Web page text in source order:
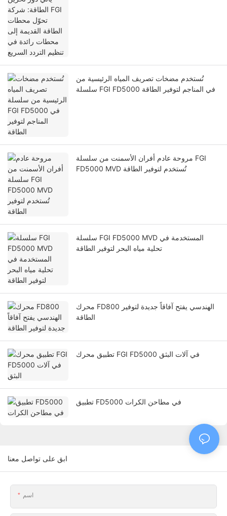
تُستخدم مضخات تصريف المياه الرئيسية من
سلسلة FGI FD5000 في المناجم لتوفير الطاقة
مروحة عادم أفران الأسمنت من سلسلة FGI
FD5000 MVD تُستخدم لتوفير الطاقة
سلسلة FGI FD5000 MVD المستخدمة في
تحلية مياه البحر لتوفير الطاقة
محرك FD800 الهندسي يفتح آفاقاً جديدة لتوفير
الطاقة
تطبيق محرك FGI FD5000 في آلات البثق
تطبيق FD5000 في مطاحن الكرات
ابق على تواصل معنا
اسم